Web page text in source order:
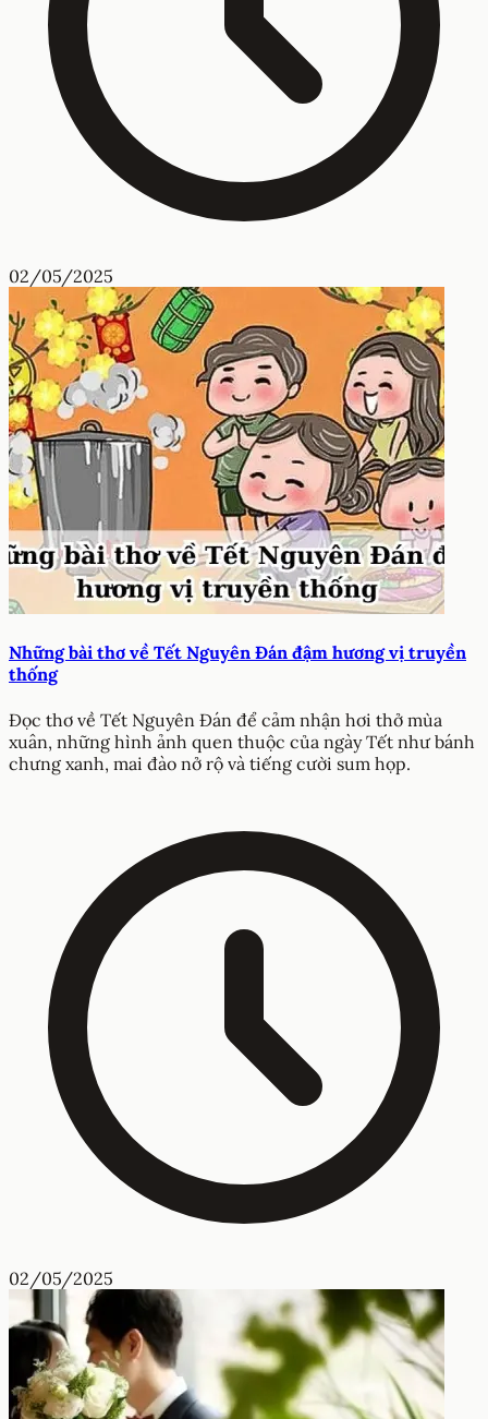
02/05/2025
Những bài thơ về Tết Nguyên Đán đậm hương vị truyền
thống
Đọc thơ về Tết Nguyên Đán để cảm nhận hơi thở mùa
xuân, những hình ảnh quen thuộc của ngày Tết như bánh
chưng xanh, mai đào nở rộ và tiếng cười sum họp.
02/05/2025